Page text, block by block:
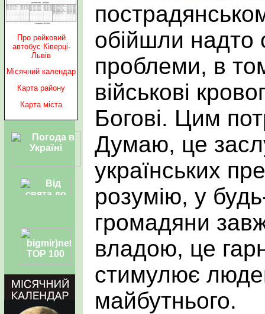
Про рейковий
автобус Ківерці-
Львів
Місячний календар
Карта району
Карта міста
обійшли надто
проблеми, в
військові
Богові. Цим
Думаю, це
українських
розумію, у
громадяни
владою, це
стимулює
майбутнього.